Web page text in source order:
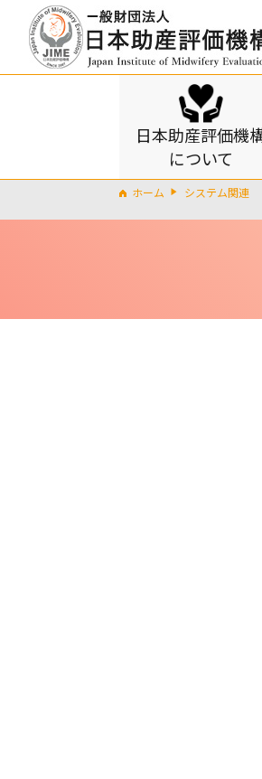
日本助産評価機
について
ホーム システム関連